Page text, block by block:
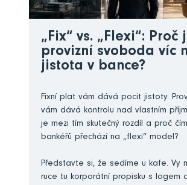
„Fix“ vs. „Flexi“: Proč
provizní svoboda víc
jistota v bance?
Fixní plat vám dává pocit jistoty.
vám dává kontrolu nad vlastním
je mezi tím skutečný rozdíl a proč
bankéřů přechází na „flexi“ model?
Představte si, že sedíme u kafe. Vy
ruce tu korporátní propisku s logem